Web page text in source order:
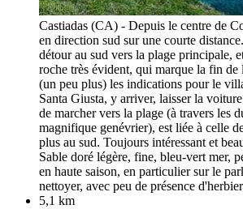
Castiadas (CA) - Depuis le centre de
en direction sud sur une courte
détour au sud vers la plage principale,
roche très évident, qui marque la fin
(un peu plus) les indications pour le
Santa Giusta, y arriver, laisser la
de marcher vers la plage (à travers les
magnifique genévrier), est liée à celle
plus au sud. Toujours intéressant et
Sable doré légère, fine, bleu-vert mer,
en haute saison, en particulier sur le
nettoyer, avec peu de présence
5,1 km